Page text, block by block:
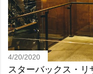
4/20/2020
スターバックス・